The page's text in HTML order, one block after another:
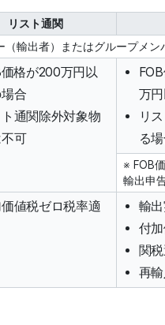
リスト通関
（輸出者）またはグループメ
格が200万円以
合
通関除外対象物
可
万
リ
る
※ FOB
輸出申
値税ゼロ税率適
輸
付
関
再